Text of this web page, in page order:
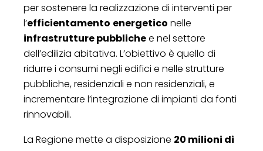
per sostenere la realizzazione di interventi per
l’efficientamento energetico nelle
infrastrutture pubblichee nel settore
dell’edilizia abitativa. L’obiettivo è quello di
ridurre i consumi negli edifici e nelle strutture
pubbliche, residenziali e non residenziali, e
incrementare l’integrazione di impianti da fonti
rinnovabili.
La Regione mette a disposizione 20 milioni di